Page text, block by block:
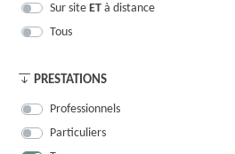
Sur site ET à distance
Tous
PRESTATIONS
Professionnels
Particuliers